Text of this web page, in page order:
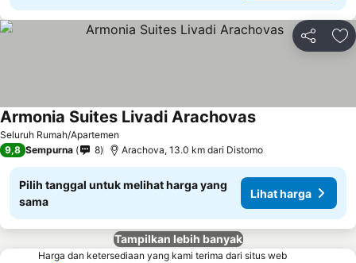
Bagikan
Seluruh Rumah/Apartemen
Armonia Suites Livadi ArachovasLihat harga
9,8 Sempurna 8 Arachova, 13.0 km dari Distomo
Pilih tanggal untuk melihat harga yang
sama
Lihat harga
Tampilkan lebih banyak
Harga dan ketersediaan yang kami terima dari situs web